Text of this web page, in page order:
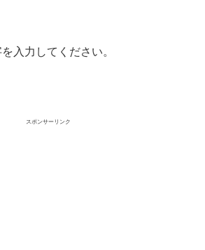
入力してください。
スポンサーリンク